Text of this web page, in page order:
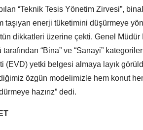
“Teknik Tesis Yönetim Zirvesi”,
taşıyan enerji tüketimini düşürmeye
dikkatleri üzerine çekti. Genel Müdür
“Bina” ve “Sanayi”
(EVD) yetki belgesi almaya layık
özgün modelimizle hem konut
hazırız” dedi.